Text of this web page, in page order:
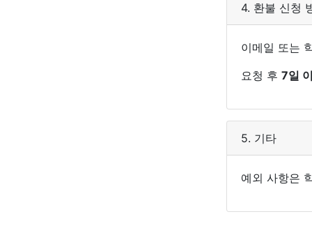
4. 환불 신청
이메일 또는
요청 후 7일
5. 기타
예외 사항은